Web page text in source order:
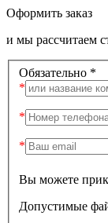
Оформить заказ
и мы рассчитаем
Обязательно *
Вы можете
Допустимые